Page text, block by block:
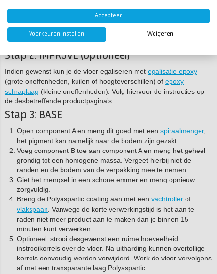
tweede laag RESION Epoxy Vloerprimer aan.
Laat de primer ongeveer 6 uur uitharden. De exacte uitharding
hangt af van factoren zoals omgevingstemperatuur,
watergehalte en de dichtheid van de vloer.
Stap 2: IMPROVE (optioneel)
Indien gewenst kun je de vloer egaliseren met egalisatie epoxy
(grote oneffenheden, kuilen of hoogteverschillen) of epoxy
schraplaag (kleine oneffenheden). Volg hiervoor de instructies op
de desbetreffende productpagina’s.
Stap 3: BASE
Open component A en meng dit goed met een spiraalmenger,
het pigment kan namelijk naar de bodem zijn gezakt.
Voeg component B toe aan component A en meng het geheel
grondig tot een homogene massa. Vergeet hierbij niet de
randen en de bodem van de verpakking mee te nemen.
Giet het mengsel in een schone emmer en meng opnieuw
zorgvuldig.
Breng de Polyaspartic coating aan met een vachtroller of
vlakspaan . Vanwege de korte verwerkingstijd is het aan te
raden niet meer product aan te maken dan je binnen 15
minuten kunt verwerken.
Optioneel: strooi desgewenst een ruime hoeveelheid
instrooikorrels over de vloer. Na uitharding kunnen overtollige
korrels eenvoudig worden verwijderd. Werk de vloer vervolgens
af met een transparante laag Polyaspartic.
Accepteer
Voorkeuren instellen Weigeren